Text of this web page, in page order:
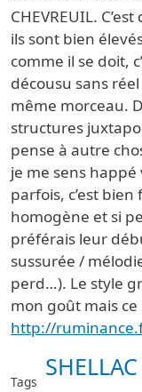
CHEVREUIL.
ils sont bien
comme il se doit,
décousu sans
même morceau.
structures
pense à autre
je me sens happé
parfois, c’est
homogène et si
préférais leur
sussurée /
perd…). Le style
mon goût mais ce
http://
Tags
SHELLAC